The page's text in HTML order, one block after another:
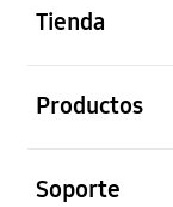
Tienda
Productos
Soporte